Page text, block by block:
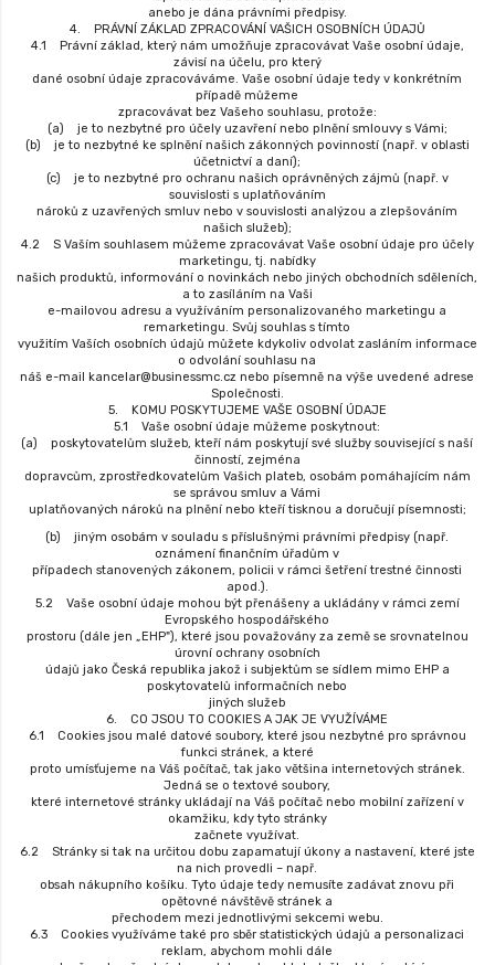
anebo je dána právními předpisy.
4. PRÁVNÍ ZÁKLAD ZPRACOVÁNÍ VAŠICH OSOBNÍCH ÚDAJŮ
4.1 Právní základ, který nám umožňuje zpracovávat Vaše osobní údaje,
závisí na účelu, pro který
dané osobní údaje zpracováváme. Vaše osobní údaje tedy v konkrétním
případě můžeme
zpracovávat bez Vašeho souhlasu, protože:
(a) je to nezbytné pro účely uzavření nebo plnění smlouvy s Vámi;
(b) je to nezbytné ke splnění našich zákonných povinností (např. v oblasti
účetnictví a daní);
(c) je to nezbytné pro ochranu našich oprávněných zájmů (např. v
souvislosti s uplatňováním
nároků z uzavřených smluv nebo v souvislosti analýzou a zlepšováním
našich služeb);
4.2 S Vaším souhlasem můžeme zpracovávat Vaše osobní údaje pro účely
marketingu, tj. nabídky
našich produktů, informování o novinkách nebo jiných obchodních sděleních,
a to zasíláním na Vaši
e-mailovou adresu a využíváním personalizovaného marketingu a
remarketingu. Svůj souhlas s tímto
využitím Vaších osobních údajů můžete kdykoliv odvolat zasláním informace
o odvolání souhlasu na
náš e-mail kancelar@businessmc.cz nebo písemně na výše uvedené adrese
Společnosti.
5. KOMU POSKYTUJEME VAŠE OSOBNÍ ÚDAJE
5.1 Vaše osobní údaje můžeme poskytnout:
(a) poskytovatelům služeb, kteří nám poskytují své služby související s naší
činností, zejména
dopravcům, zprostředkovatelům Vašich plateb, osobám pomáhajícím nám
se správou smluv a Vámi
uplatňovaných nároků na plnění nebo kteří tisknou a doručují písemnosti;
(b) jiným osobám v souladu s příslušnými právními předpisy (např.
oznámení finančním úřadům v
případech stanovených zákonem, policii v rámci šetření trestné činnosti
apod.).
5.2 Vaše osobní údaje mohou být přenášeny a ukládány v rámci zemí
Evropského hospodářského
prostoru (dále jen „EHP"), které jsou považovány za země se srovnatelnou
úrovní ochrany osobních
údajů jako Česká republika jakož i subjektům se sídlem mimo EHP a
poskytovatelů informačních nebo
jiných služeb
6. CO JSOU TO COOKIES A JAK JE VYUŽÍVÁME
6.1 Cookies jsou malé datové soubory, které jsou nezbytné pro správnou
funkci stránek, a které
proto umísťujeme na Váš počítač, tak jako většina internetových stránek.
Jedná se o textové soubory,
které internetové stránky ukládají na Váš počítač nebo mobilní zařízení v
okamžiku, kdy tyto stránky
začnete využívat.
6.2 Stránky si tak na určitou dobu zapamatují úkony a nastavení, které jste
na nich provedli – např.
obsah nákupního košíku. Tyto údaje tedy nemusíte zadávat znovu při
opětovné návštěvě stránek a
přechodem mezi jednotlivými sekcemi webu.
6.3 Cookies využíváme také pro sběr statistických údajů a personalizaci
reklam, abychom mohli dále